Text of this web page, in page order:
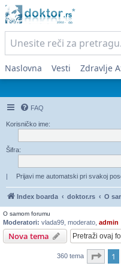
Naslovna Vesti Zdravlje
FAQ
Korisničko ime:
Šifra:
| Prijavi me automatski pri svakoj
Index boarda doktor.rs O
O samom forumu
Moderatori: vlada99 moderato admin
Nova tema
360 tema 1